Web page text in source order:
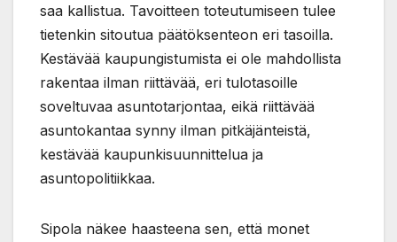
saa kallistua. Tavoitteen toteutumiseen tulee
tietenkin sitoutua päätöksenteon eri tasoilla.
Kestävää kaupungistumista ei ole mahdollista
rakentaa ilman riittävää, eri tulotasoille
soveltuvaa asuntotarjontaa, eikä riittävää
asuntokantaa synny ilman pitkäjänteistä,
kestävää kaupunkisuunnittelua ja
asuntopolitiikkaa.
Sipola näkee haasteena sen, että monet